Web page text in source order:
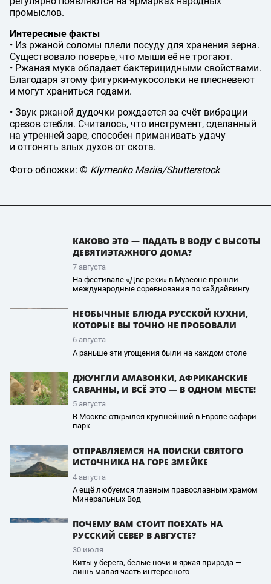
промыслов.
Интересные факты
• Из ржаной соломы плели посуду для хранения зерна.
Существовало поверье, что мыши её не трогают.
• Ржаная мука обладает бактерицидными свойствами.
Благодаря этому фигурки-мукосольки не плесневеют
и могут храниться годами.
• Звук ржаной дудочки рождается за счёт вибрации
срезов стебля. Считалось, что инструмент, сделанный
на утренней заре, способен приманивать удачу
и отгонять злых духов от скота.
Фото обложки: © Klymenko Mariia/Shutterstock
КАКОВО ЭТО — ПАДАТЬ В ВОДУ С ВЫСОТЫ
ДЕВЯТИЭТАЖНОГО ДОМА?
7 августа
На фестивале «Две реки» в Музеоне прошли
международные соревнования по хайдайвингу
НЕОБЫЧНЫЕ БЛЮДА РУССКОЙ КУХНИ,
КОТОРЫЕ ВЫ ТОЧНО НЕ ПРОБОВАЛИ
6 августа
А раньше эти угощения были на каждом столе
ДЖУНГЛИ АМАЗОНКИ, АФРИКАНСКИЕ
САВАННЫ, И ВСЁ ЭТО — В ОДНОМ МЕСТЕ!
5 августа
В Москве открылся крупнейший в Европе сафари-
парк
ОТПРАВЛЯЕМСЯ НА ПОИСКИ СВЯТОГО
ИСТОЧНИКА НА ГОРЕ ЗМЕЙКЕ
4 августа
А ещё любуемся главным православным храмом
Минеральных Вод
ПОЧЕМУ ВАМ СТОИТ ПОЕХАТЬ НА
РУССКИЙ СЕВЕР В АВГУСТЕ?
30 июля
Киты у берега, белые ночи и яркая природа —
лишь малая часть интересного